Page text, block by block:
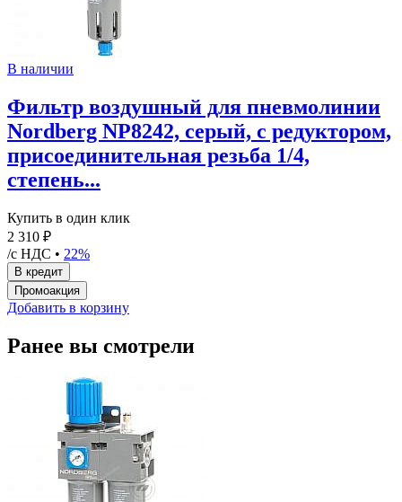
В наличии
Фильтр воздушный для пневмолинии
Nordberg NP8242, серый, с редуктором,
присоединительная резьба 1/4,
степень...
Купить в один клик
2 310 ₽
/с НДС • 22%
Добавить в корзину
Ранее вы смотрели